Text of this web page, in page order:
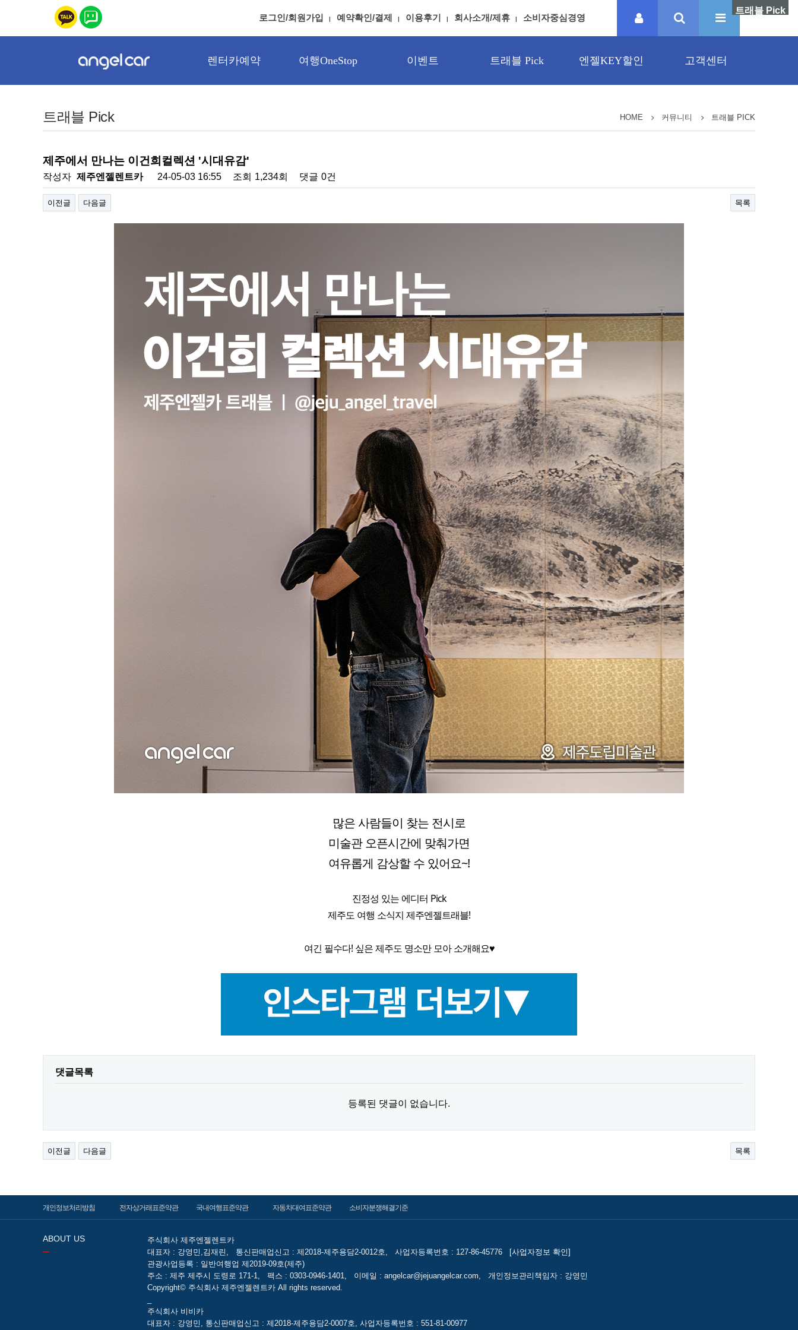
로그인/회원가입 예약확인/결제 이용후기 회사소개/제휴 소비자중심경영
렌터카예약 여행OneStop 이벤트 트래블 Pick 엔젤KEY할인 고객센터
트래블 Pick HOME 커뮤니티 트래블 PICK
트래블 Pick
제주에서 만나는 이건희컬렉션 '시대유감'
작성자 제주엔젤렌트카 24-05-03 16:55 조회 1,234회 댓글 0건
이전글 다음글 목록
많은 사람들이 찾는 전시로
미술관 오픈시간에 맞춰가면
여유롭게 감상할 수 있어요~!
진정성 있는 에디터 Pick
제주도 여행 소식지 제주엔젤트래블!
여긴 필수다! 싶은 제주도 명소만 모아 소개해요♥
댓글목록
등록된 댓글이 없습니다.
이전글 다음글 목록
개인정보처리방침 전자상거래표준약관 국내여행표준약관 자동차대여표준약관 소비자분쟁해결기준
ABOUT US
주식회사 제주엔젤렌트카
대표자 : 강영민,김재린,
통신판매업신고 : 제2018-제주용담2-0012호, 사업자등록번호 : 127-86-45776
[사업자정보 확인]
관광사업등록 : 일반여행업 제2019-09호(제주)
주소 : 제주 제주시 도령로 171-1,
팩스 : 0303-0946-1401, 이메일 : angelcar@jejuangelcar.com,
개인정보관리책임자 : 강영민
Copyright© 주식회사 제주엔젤렌트카 All rights reserved.
주식회사 비비카
대표자 : 강영민, 통신판매업신고 : 제2018-제주용담2-0007호, 사업자등록번호 : 551-81-00977